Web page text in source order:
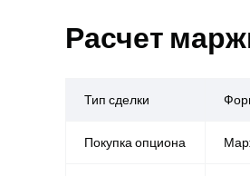
Расчет
Тип сделки
Покупка опциона